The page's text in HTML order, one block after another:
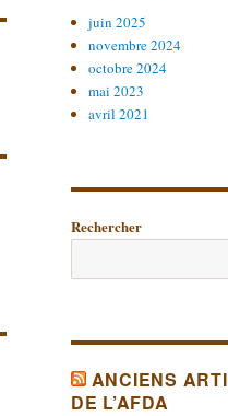
juin 2025
novembre 2024
octobre 2024
mai 2023
avril 2021
Rechercher
ANCIENS
DE L’AFDA